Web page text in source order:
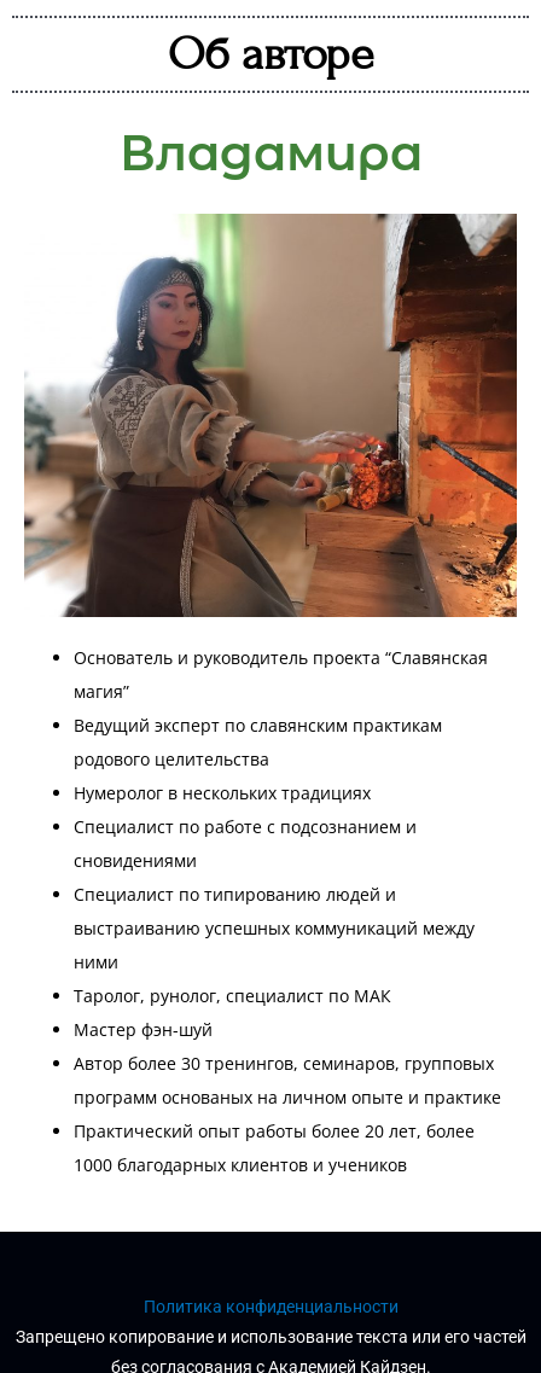
Об авторе
Владамира
Основатель и руководитель проекта “Славянская
магия”
Ведущий эксперт по славянским практикам
родового целительства
Нумеролог в нескольких традициях
Специалист по работе с подсознанием и
сновидениями
Специалист по типированию людей и
выстраиванию успешных коммуникаций между
ними
Таролог, рунолог, специалист по МАК
Мастер фэн-шуй
Автор более 30 тренингов, семинаров, групповых
программ основаных на личном опыте и практике
Практический опыт работы более 20 лет, более
1000 благодарных клиентов и учеников
Политика конфиденциальности
Запрещено копирование и использование текста или его частей
без согласования с Академией Кайдзен.